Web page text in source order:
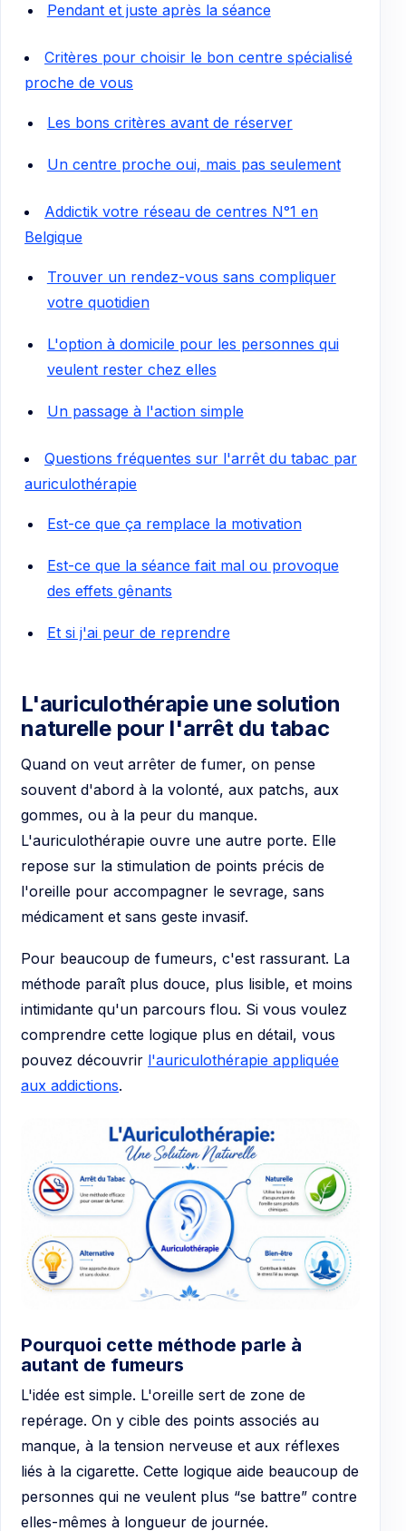
Pendant et juste après la séance
Critères pour choisir le bon centre spécialisé
proche de vous
Les bons critères avant de réserver
Un centre proche oui, mais pas seulement
Addictik votre réseau de centres N°1 en
Belgique
Trouver un rendez-vous sans compliquer
votre quotidien
L'option à domicile pour les personnes qui
veulent rester chez elles
Un passage à l'action simple
Questions fréquentes sur l'arrêt du tabac par
auriculothérapie
Est-ce que ça remplace la motivation
Est-ce que la séance fait mal ou provoque
des effets gênants
Et si j'ai peur de reprendre
L'auriculothérapie une solution
naturelle pour l'arrêt du tabac
Quand on veut arrêter de fumer, on pense
souvent d'abord à la volonté, aux patchs, aux
gommes, ou à la peur du manque.
L'auriculothérapie ouvre une autre porte. Elle
repose sur la stimulation de points précis de
l'oreille pour accompagner le sevrage, sans
médicament et sans geste invasif.
Pour beaucoup de fumeurs, c'est rassurant. La
méthode paraît plus douce, plus lisible, et moins
intimidante qu'un parcours flou. Si vous voulez
comprendre cette logique plus en détail, vous
pouvez découvrir l'auriculothérapie appliquée
aux addictions.
Pourquoi cette méthode parle à
autant de fumeurs
L'idée est simple. L'oreille sert de zone de
repérage. On y cible des points associés au
manque, à la tension nerveuse et aux réflexes
liés à la cigarette. Cette logique aide beaucoup de
personnes qui ne veulent plus “se battre” contre
elles-mêmes à longueur de journée.